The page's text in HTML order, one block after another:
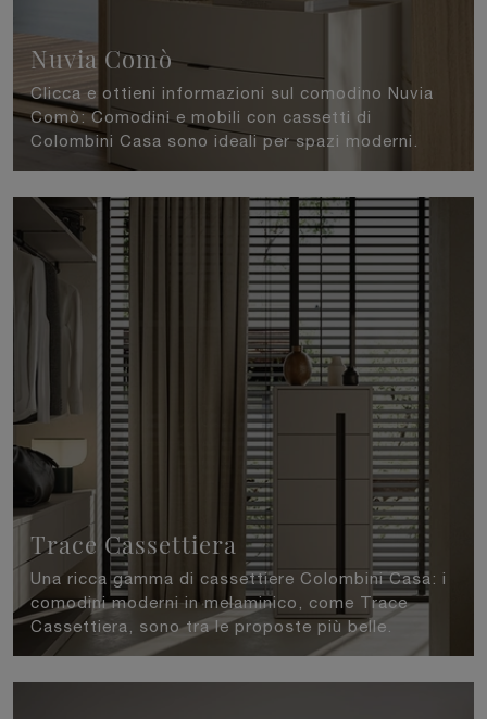
Nuvia Comò
Clicca e ottieni informazioni sul comodino Nuvia
Comò: Comodini e mobili con cassetti di
Colombini Casa sono ideali per spazi moderni.
Trace Cassettiera
Una ricca gamma di cassettiere Colombini Casa: i
comodini moderni in melaminico, come Trace
Cassettiera, sono tra le proposte più belle.